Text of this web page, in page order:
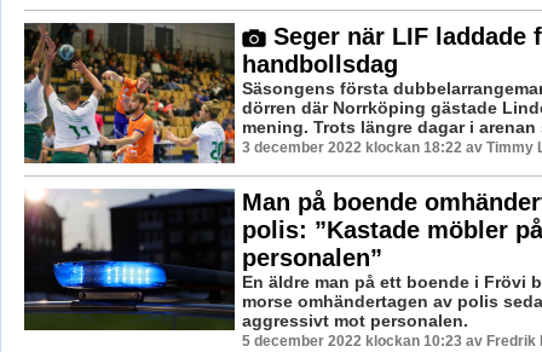
Seger när LIF laddade
handbollsdag
Säsongens första
dörren där Norrköping gästade
mening. Trots längre dagar i arenan
3 december 2022 klockan 18:22 av Timmy
Man på boende
polis: ”Kastade möbler på
personalen”
En äldre man på ett boende i Frövi
morse omhändertagen av polis
aggressivt mot personalen.
5 december 2022 klockan 10:23 av Fredrik